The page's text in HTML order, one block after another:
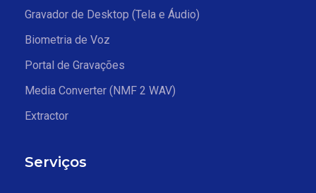
Gravador de Desktop (Tela e Áudio)
Biometria de Voz
Portal de Gravações
Media Converter (NMF 2 WAV)
Extractor
Serviços